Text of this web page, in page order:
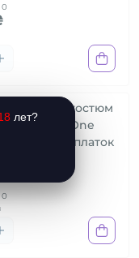
0
костюм
Джек" One
фартук, платок
0
лет?